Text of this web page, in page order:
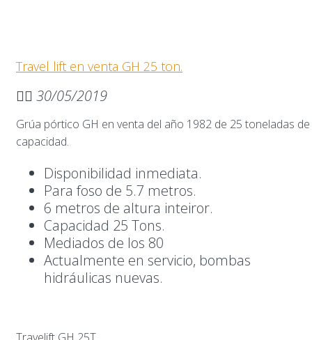
Travel lift en venta GH 25 ton.
30/05/2019
Grúa pórtico GH en venta del año 1982 de 25 toneladas de
capacidad.
Disponibilidad inmediata.
Para foso de 5.7 metros.
6 metros de altura inteiror.
Capacidad 25 Tons.
Mediados de los 80
Actualmente en servicio, bombas
hidráulicas nuevas.
Travelift GH 25T